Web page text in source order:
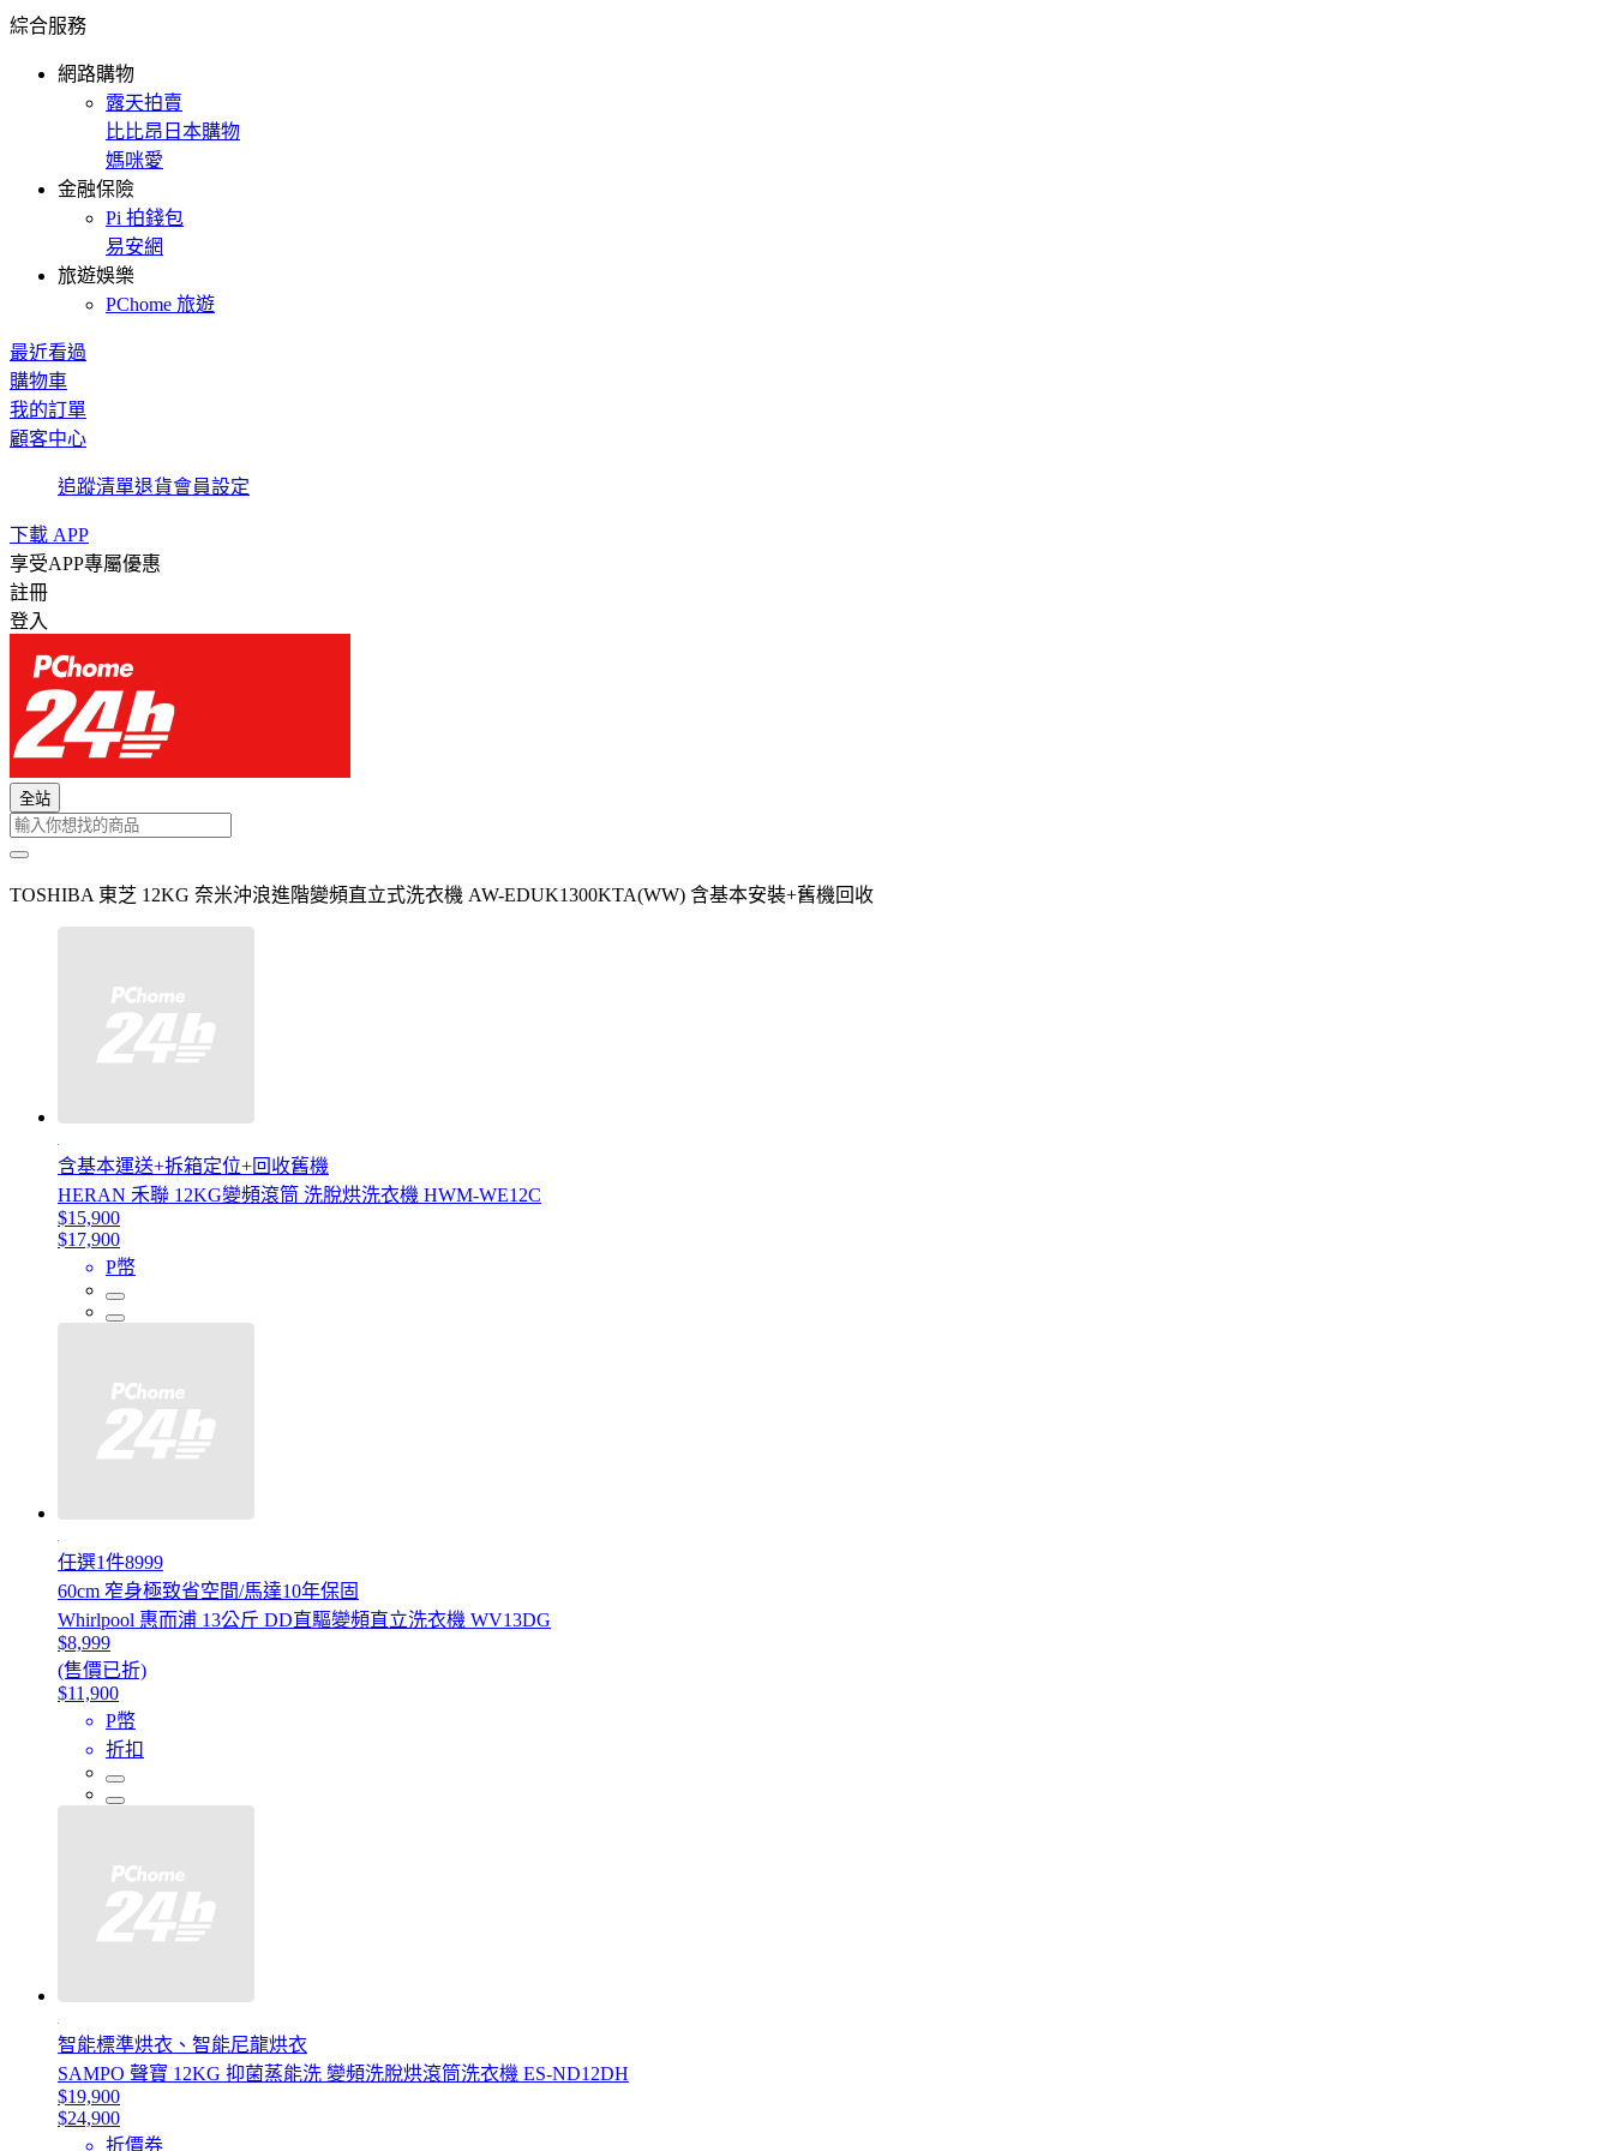
綜合服務
網路購物
露天拍賣
比比昂日本購物
媽咪愛
金融保險
Pi 拍錢包
易安網
旅遊娛樂
PChome 旅遊
最近看過
購物車
我的訂單
顧客中心
追蹤清單退貨會員設定
下載 APP
享受APP專屬優惠
註冊
登入
全站
TOSHIBA 東芝 12KG 奈米沖浪進階變頻直立式洗衣機 AW-EDUK1300KTA(WW) 含基本安裝+舊機回收
含基本運送+拆箱定位+回收舊機
HERAN 禾聯 12KG變頻滾筒 洗脫烘洗衣機 HWM-WE12C
$15,900
$17,900
P幣
任選1件8999
60cm 窄身極致省空間/馬達10年保固
Whirlpool 惠而浦 13公斤 DD直驅變頻直立洗衣機 WV13DG
$8,999
(售價已折)
$11,900
P幣
折扣
智能標準烘衣、智能尼龍烘衣
SAMPO 聲寶 12KG 抑菌蒸能洗 變頻洗脫烘滾筒洗衣機 ES-ND12DH
$19,900
$24,900
折價券